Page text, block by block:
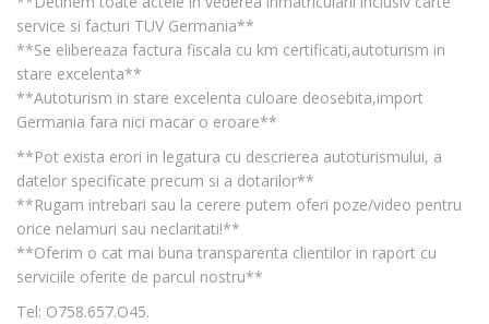
service si facturi TUV Germania**
**Se elibereaza factura fiscala cu km certificati,autoturism in
stare excelenta**
**Autoturism in stare excelenta culoare deosebita,import
Germania fara nici macar o eroare**
**Pot exista erori in legatura cu descrierea autoturismului, a
datelor specificate precum si a dotarilor**
**Rugam intrebari sau la cerere putem oferi poze/video pentru
orice nelamuri sau neclaritati!**
**Oferim o cat mai buna transparenta clientilor in raport cu
serviciile oferite de parcul nostru**
Tel: O758.657.O45.